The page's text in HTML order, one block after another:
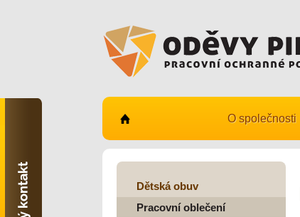
O společnosti
Dětská obuv
Pracovní oblečení
Kontaktujte nás
info@odevy-pilar.cz